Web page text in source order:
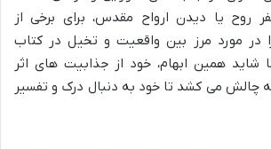
روح یا دیدن ارواح مقدس، برای برخی از
را در مورد مرز بین واقعیت و تخیل در کتاب
شاید همین ابهام، خود از جذابیت های اثر
چالش می کشد تا خود به دنبال درک و تفسیر